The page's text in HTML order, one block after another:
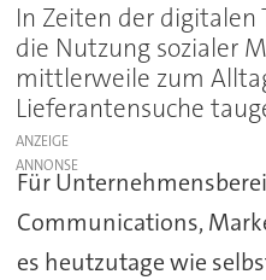
In Zeiten der
die Nutzung sozialer
mittlerweile zum
Lieferantensuche
ANZEIGE
Für
Communications,
es heutzutage wie